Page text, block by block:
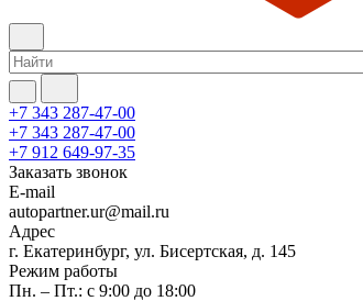
+7 343 287-47-00
+7 343 287-47-00
+7 912 649-97-35
Заказать звонок
E-mail
autopartner.ur@mail.ru
Адрес
г. Екатеринбург, ул. Бисертская, д. 145
Режим работы
Пн. – Пт.: с 9:00 до 18:00